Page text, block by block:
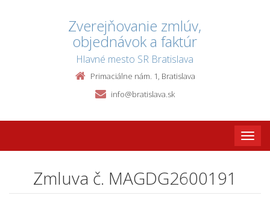
Zverejňovanie zmlúv,
objednávok a faktúr
Hlavné mesto SR Bratislava
Primaciálne nám. 1, Bratislava
info@bratislava.sk
Toggle
Zmluva č. MAGDG2600191